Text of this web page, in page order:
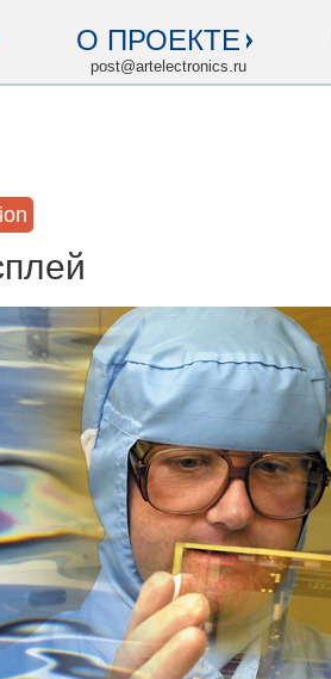
О ПРОЕКТЕ
post@artelectronics.ru